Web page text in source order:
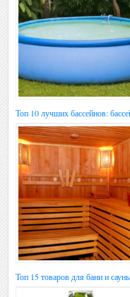
Топ 10 лучших бассейнов:
Топ 15 товаров для бани и